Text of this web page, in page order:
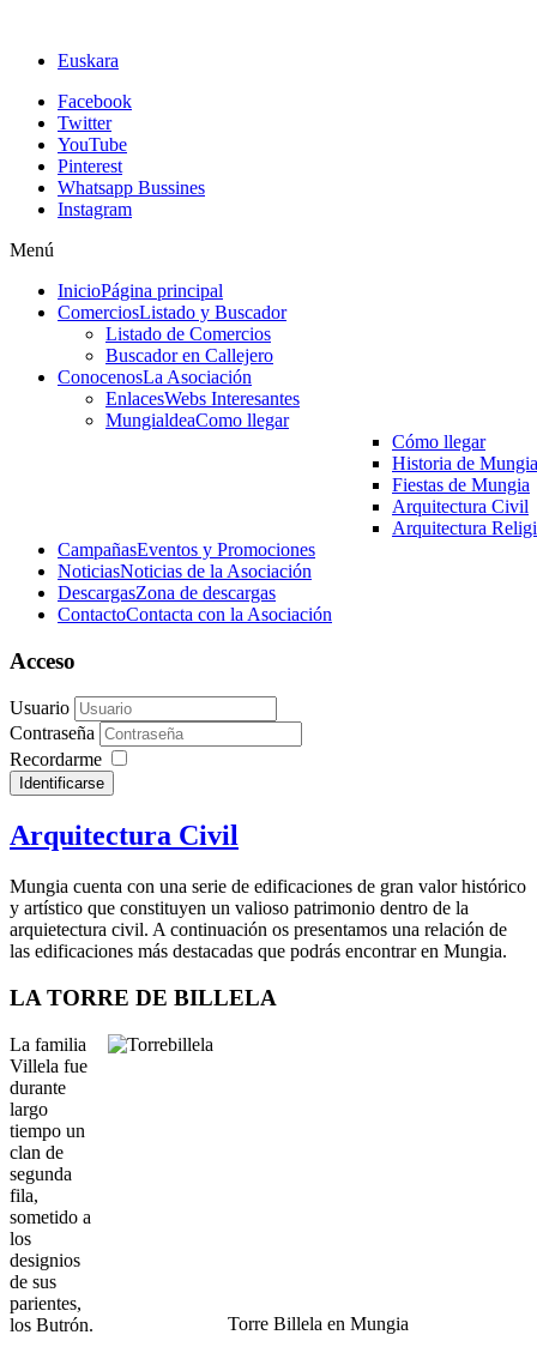
Euskara
Facebook
Twitter
YouTube
Pinterest
Whatsapp Bussines
Instagram
Menú
InicioPágina principal
ComerciosListado y Buscador
Listado de Comercios
Buscador en Callejero
ConocenosLa Asociación
EnlacesWebs Interesantes
MungialdeaComo llegar
Cómo llegar
Historia de Mungia
Fiestas de Mungia
Arquitectura Civil
Arquitectura
CampañasEventos y Promociones
NoticiasNoticias de la Asociación
DescargasZona de descargas
ContactoContacta con la Asociación
Acceso
Usuario
Contraseña
Recordarme
Identificarse
Arquitectura Civil
Mungia cuenta con una serie de edificaciones de gran valor histórico
y artístico que constituyen un valioso patrimonio dentro de la
arquietectura civil. A continuación os presentamos una relación de
las edificaciones más destacadas que podrás encontrar en Mungia.
LA TORRE DE BILLELA
Torre Billela en Mungia
La familia
Villela fue
durante
largo
tiempo un
clan de
segunda
fila,
sometido a
los
designios
de sus
parientes,
los Butrón.